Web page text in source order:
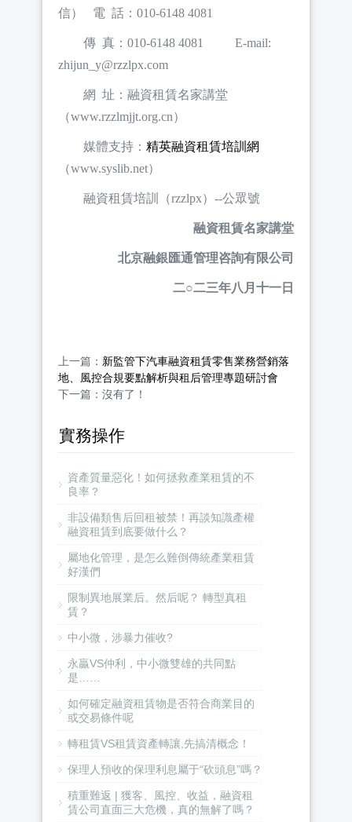
信） 電 話：010-6148 4081
傳 真：010-6148 4081 E-mail:
zhijun_y@rzzlpx.com
網 址：融資租賃名家講堂
（www.rzzlmjjt.org.cn）
媒體支持： 精英融資租賃培訓網
（www.syslib.net）
融資租賃培訓（rzzlpx）--公眾號
融資租賃名家講堂
北京融銀匯通管理咨詢有限公司
二○二三年八月十一日
上一篇： 新監管下汽車融資租賃零售業務營銷落
地、風控合規要點解析與租后管理專題研討會
下一篇：沒有了！
實務操作
資產質量惡化！如何拯救產業租賃的不
良率？
非設備類售后回租被禁！再談知識產權
融資租賃到底要做什么？
屬地化管理，是怎么難倒傳統產業租賃
好漢們
限制異地展業后。然后呢？ 轉型真租
賃？
中小微，涉暴力催收?
永贏VS仲利，中小微雙雄的共同點
是……
如何確定融資租賃物是否符合商業目的
或交易條件呢
轉租賃VS租賃資產轉讓,先搞清概念！
保理人預收的保理利息屬于“砍頭息”嗎？
積重難返 | 獲客、風控、收益，融資租
賃公司直面三大危機，真的無解了嗎？